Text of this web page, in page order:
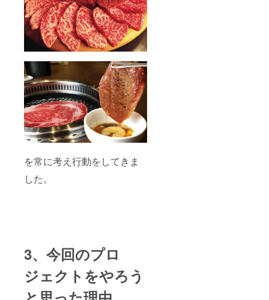
を常に考え行動をしてきま
した。
3、今回のプロ
ジェクトをやろう